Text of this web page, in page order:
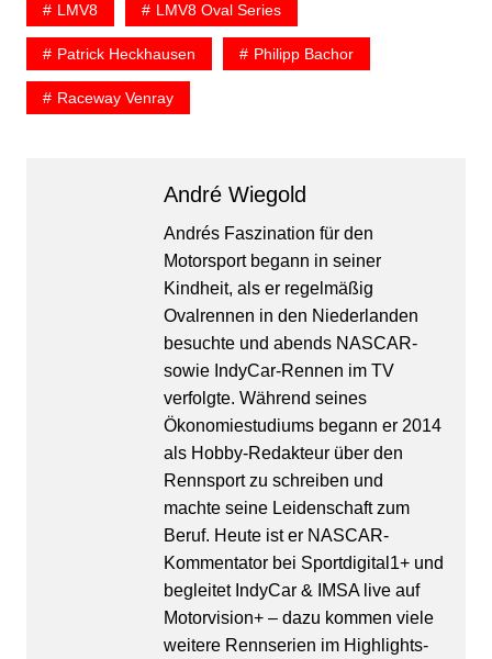
LMV8 LMV8 Oval Series
Patrick Heckhausen Philipp Bachor
Raceway Venray
André Wiegold
Andrés Faszination für den
Motorsport begann in seiner
Kindheit, als er regelmäßig
Ovalrennen in den Niederlanden
besuchte und abends NASCAR-
sowie IndyCar-Rennen im TV
verfolgte. Während seines
Ökonomiestudiums begann er 2014
als Hobby-Redakteur über den
Rennsport zu schreiben und
machte seine Leidenschaft zum
Beruf. Heute ist er NASCAR-
Kommentator bei Sportdigital1+ und
begleitet IndyCar & IMSA live auf
Motorvision+ – dazu kommen viele
weitere Rennserien im Highlights-